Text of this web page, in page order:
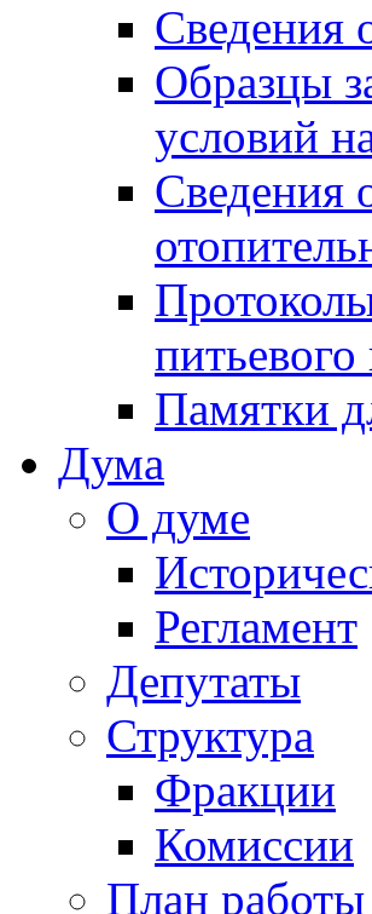
Сведения
Образцы
условий
Сведения
Памятки
Дума
О думе
Регламент
Депутаты
Структура
Фракции
Комиссии
План работы